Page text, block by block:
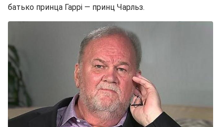
батько принца Гаррі — принц Чарльз.